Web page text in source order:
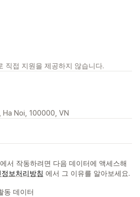
직접 지원을 제공하지 않습니다.
Ha Noi, 100000, VN
서 작동하려면 다음 데이터에 액세스해
보처리방침 에서 그 이유를 알아보세요.
동 데이터